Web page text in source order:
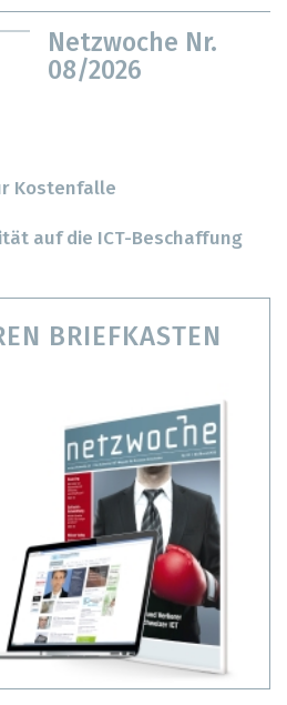
Netzwoche Nr.
08/2026
Kostenfalle
auf die ICT-Beschaffung
BRIEFKASTEN